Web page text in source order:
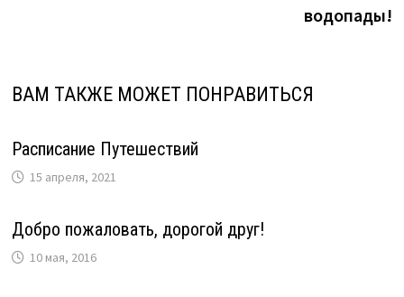
водопады!
ВАМ ТАКЖЕ МОЖЕТ ПОНРАВИТЬСЯ
Расписание Путешествий
15 апреля, 2021
Добро пожаловать, дорогой друг!
10 мая, 2016